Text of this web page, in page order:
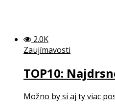
2.0K
Zaujímavosti
TOP10:
Možno by si aj ty viac